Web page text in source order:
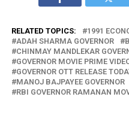
RELATED TOPICS:
1991
ADAH SHARMA GOVERNOR
CHINMAY MANDLEKAR
GOVERNOR MOVIE PRIME
GOVERNOR OTT RELEASE
MANOJ BAJPAYEE GOVERNOR
RBI GOVERNOR RAMANAN